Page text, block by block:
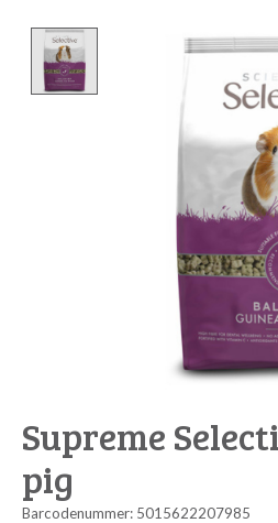
Product image
Supreme
pig
Barcodenummer: 5015622207985